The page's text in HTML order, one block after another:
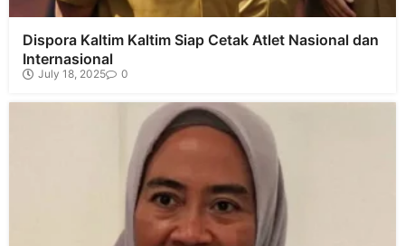
Dispora Kaltim Kaltim Siap Cetak Atlet Nasional dan
Internasional
July 18, 2025 0